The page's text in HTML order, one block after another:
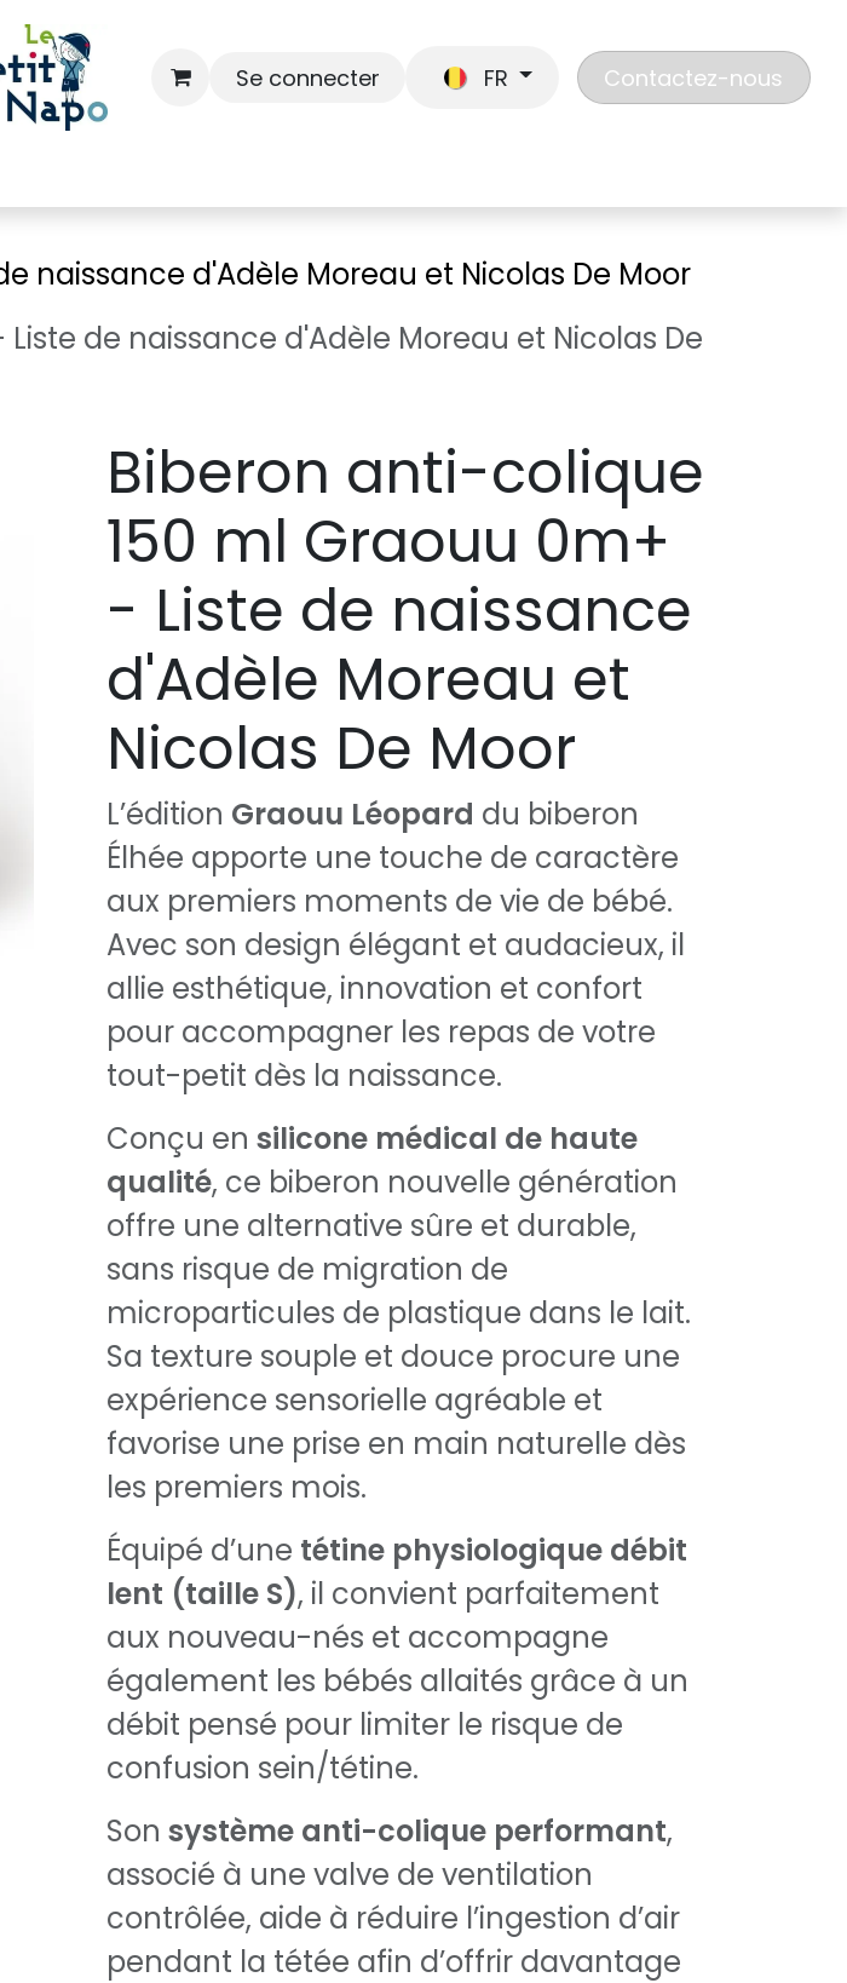
Se connecter FR Contactez-nous
naissance d'Adèle Moreau et Nicolas De Moor
de naissance d'Adèle Moreau et Nicolas De
Biberon anti-colique
150 ml Graouu 0m+
- Liste de naissance
d'Adèle Moreau et
Nicolas De Moor
L’édition Graouu Léopard du biberon
Élhée apporte une touche de caractère
aux premiers moments de vie de bébé.
Avec son design élégant et audacieux, il
allie esthétique, innovation et confort
pour accompagner les repas de votre
tout-petit dès la naissance.
Conçu en silicone médical de haute
qualité, ce biberon nouvelle génération
offre une alternative sûre et durable,
sans risque de migration de
microparticules de plastique dans le lait.
Sa texture souple et douce procure une
expérience sensorielle agréable et
favorise une prise en main naturelle dès
les premiers mois.
Équipé d’une tétine physiologique débit
lent (taille S), il convient parfaitement
aux nouveau-nés et accompagne
également les bébés allaités grâce à un
débit pensé pour limiter le risque de
confusion sein/tétine.
Son système anti-colique performant,
associé à une valve de ventilation
contrôlée, aide à réduire l’ingestion d’air
pendant la tétée afin d’offrir davantage